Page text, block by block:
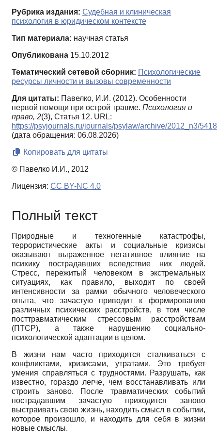
Рубрика издания: Судебная и клиническая
психология в юридическом контексте
Тип материала: научная статья
Опубликована 15.10.2012
Тематический сетевой сборник: Психологические
ресурсы личности и вызовы современности
Для цитаты: Павелко, И.И. (2012). Особенности
первой помощи при острой травме. Психология и
право, 2(3), Статья 12. URL:
https://psyjournals.ru/journals/psylaw/archive/2012_n3/
(дата обращения: 06.08.2026)
Копировать для цитаты
© Павелко И.И., 2012
Лицензия: CC BY-NC 4.0
Полный текст
Природные и техногенные катастрофы,
террористические акты и социальные кризисы
оказывают выраженное негативное влияние на
психику пострадавших вследствие них людей.
Стресс, пережитый человеком в экстремальных
ситуациях, как правило, выходит по своей
интенсивности за рамки обычного человеческого
опыта, что зачастую приводит к формированию
различных психических расстройств, в том числе
посттравматическим стрессовым расстройствам
(ПТСР), а также нарушению социально-
психологической адаптации в целом.
В жизни нам часто приходится сталкиваться с
конфликтами, кризисами, утратами. Это требует
умения справляться с трудностями. Разрушать, как
известно, гораздо легче, чем восстанавливать или
строить заново. После травматических событий
пострадавшим зачастую приходится заново
выстраивать свою жизнь, находить смысл в событии,
которое произошло, и находить для себя в жизни
новые смыслы.